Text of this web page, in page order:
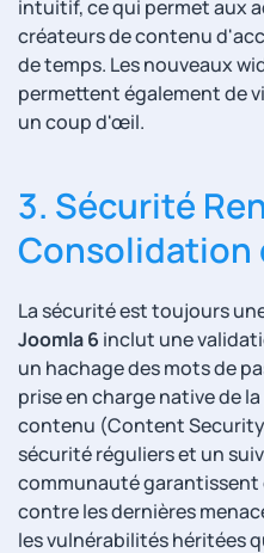
intuitif, ce qui permet aux
créateurs de contenu
de temps. Les nouveaux
permettent également de
un coup d'œil.
3. Sécurité
Consolidation
La sécurité est toujours
Joomla 6 inclut une
un hachage des mots de
prise en charge native de
contenu (Content Security
sécurité réguliers et un
communauté
contre les dernières
les vulnérabilités héritées